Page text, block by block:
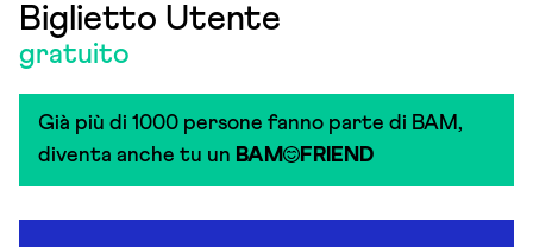
Biglietto Utente
gratuito
Già più di 1000 persone fanno parte di BAM,
diventa anche tu un BAM FRIEND